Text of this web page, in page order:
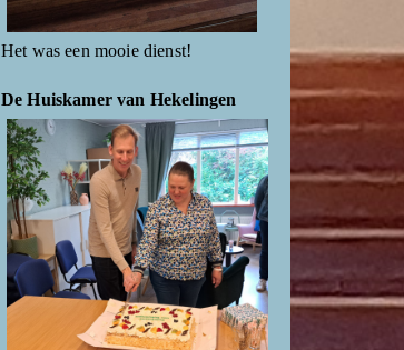
Het was een mooie dienst!
De Huiskamer van Hekelingen